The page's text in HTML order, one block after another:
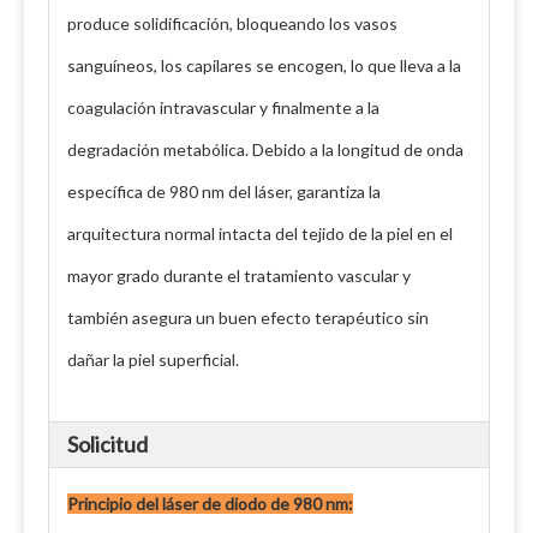
produce solidificación, bloqueando los vasos
sanguíneos, los capilares se encogen, lo que lleva a la
coagulación intravascular y finalmente a la
degradación metabólica. Debido a la longitud de onda
específica de 980 nm del láser, garantiza la
arquitectura normal intacta del tejido de la piel en el
mayor grado durante el tratamiento vascular y
también asegura un buen efecto terapéutico sin
dañar la piel superficial.
Solicitud
Principio del láser de diodo de 980 nm: